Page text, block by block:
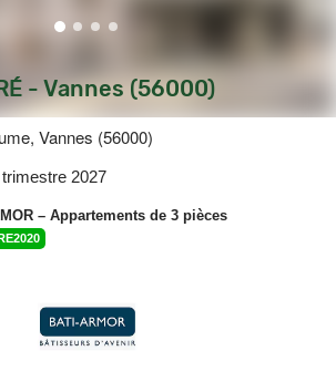
- Vannes (56000)
Vannes (56000)
2027
– Appartements de 3 pièces